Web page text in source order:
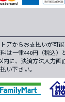
アからお支払いが可能
は一律440円（税込）
内に、決済方法入力画
い下さい。